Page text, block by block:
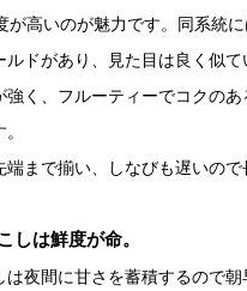
が高いのが魅力です。同系統
ルドがあり、見た目は良く似
強く、フルーティーでコクの
まで揃い、しなびも遅いので
しは鮮度が命。
は夜間に甘さを蓄積するので